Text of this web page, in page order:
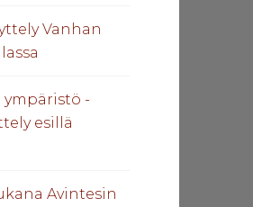
Vanhan
-
esillä
Avintesin